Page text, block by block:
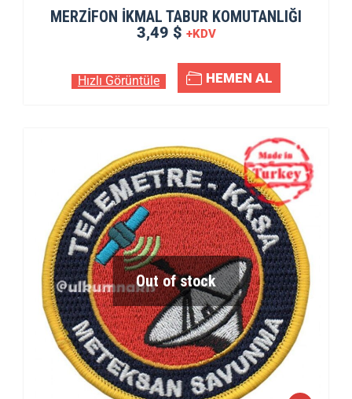
MERZİFON İKMAL TABUR KOMUTANLIĞI
3,49 $ +KDV
Hızlı Görüntüle HEMEN AL
Out of stock